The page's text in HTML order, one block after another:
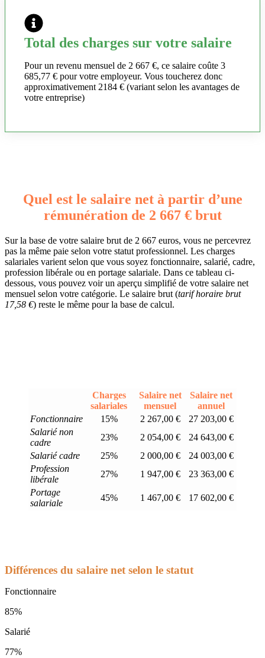
Total des charges sur votre salaire
Pour un revenu mensuel de 2 667 €, ce salaire coûte 3
685,77 € pour votre employeur. Vous toucherez donc
approximativement 2184 € (variant selon les avantages de
votre entreprise)
Quel est le salaire net à partir d’une
rémunération de 2 667 € brut
Sur la base de votre salaire brut de 2 667 euros, vous ne percevrez
pas la même paie selon votre statut professionnel. Les charges
salariales varient selon que vous soyez fonctionnaire, salarié, cadre,
profession libérale ou en portage salariale. Dans ce tableau ci-
dessous, vous pouvez voir un aperçu simplifié de votre salaire net
mensuel selon votre catégorie. Le salaire brut (tarif horaire brut
17,58 €) reste le même pour la base de calcul.
Charges
salariales
Salaire net
mensuel
Salaire net
annuel
Fonctionnaire
15% 2 267,00 €
27 203,00 €
Salarié non
cadre
23% 2 054,00 €
24 643,00 €
Salarié cadre
25% 2 000,00 €
24 003,00 €
Profession
libérale
27% 1 947,00 €
23 363,00 €
Portage
salariale
45% 1 467,00 € 17 602,00 €
Différences du salaire net selon le statut
Fonctionnaire
85%
Salarié
77%